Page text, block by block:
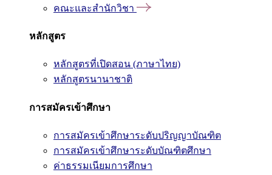
คณะและสำนักวิชา
หลักสูตร
หลักสูตรที่เปิดสอน (ภาษาไทย)
หลักสูตรนานาชาติ
การสมัครเข้าศึกษา
การสมัครเข้าศึกษาระดับปริญญาบัณฑิต
การสมัครเข้าศึกษาระดับบัณฑิตศึกษา
ค่าธรรมเนียมการศึกษา